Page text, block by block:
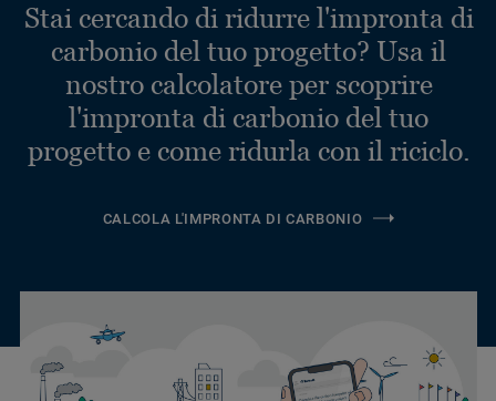
Stai cercando di ridurre l'impronta di
carbonio del tuo progetto? Usa il
nostro calcolatore per scoprire
l'impronta di carbonio del tuo
progetto e come ridurla con il riciclo.
CALCOLA L'IMPRONTA DI CARBONIO